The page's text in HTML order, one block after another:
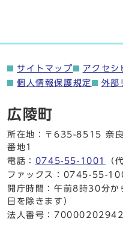
サイトマップ アクセシ
個人情報保護規定
外部
広陵町
所在地：〒635-8515 奈
番地1
電話： 0745-55-1001
（
ファックス：0745-55-
開庁時間：午前8時30分
日を除きます）
法人番号：